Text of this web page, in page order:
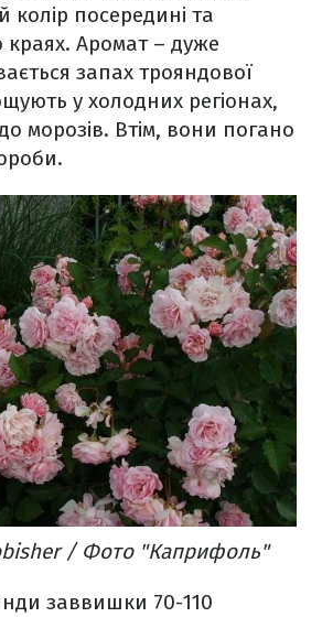
посередині та
Аромат – дуже
запах трояндової
у холодних регіонах,
морозів. Втім, вони погано
/ Фото "Каприфоль"
заввишки 70-110